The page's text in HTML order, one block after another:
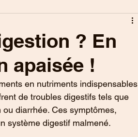
? En
apaisée !
en nutriments indispensables
de troubles digestifs tels que
diarrhée. Ces symptômes,
système digestif malmené.